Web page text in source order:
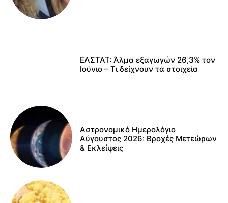
ΕΛΣΤΑΤ: Άλμα εξαγωγών 26,3% τον
Ιούνιο – Τι δείχνουν τα στοιχεία
Αστρονομικό Ημερολόγιο
Αύγουστος 2026: Βροχές Μετεώρων
& Εκλείψεις